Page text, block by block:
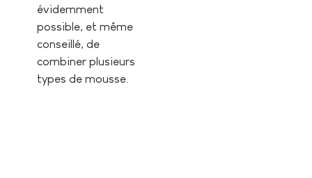
évidemment
possible, et même
conseillé, de
combiner plusieurs
types de mousse.